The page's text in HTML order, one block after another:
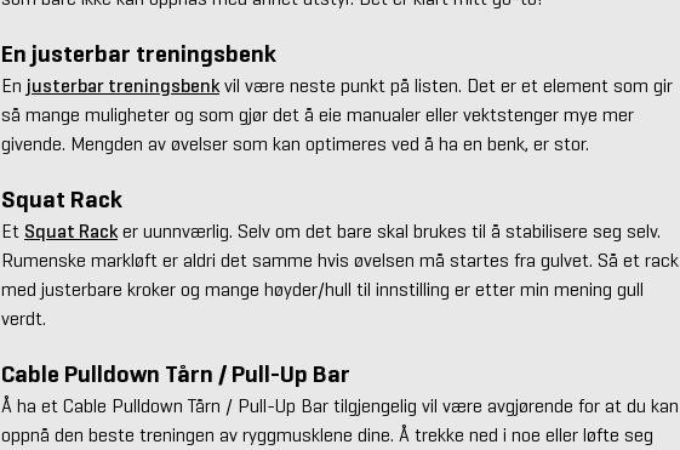
En justerbar treningsbenk
En justerbar treningsbenk vil være neste punkt på listen. Det er et element som gir
så mange muligheter og som gjør det å eie manualer eller vektstenger mye mer
givende. Mengden av øvelser som kan optimeres ved å ha en benk, er stor.
Squat Rack
Et Squat Rack er uunnværlig. Selv om det bare skal brukes til å stabilisere seg selv.
Rumenske markløft er aldri det samme hvis øvelsen må startes fra gulvet. Så et rack
med justerbare kroker og mange høyder/hull til innstilling er etter min mening gull
verdt.
Cable Pulldown Tårn / Pull-Up Bar
Å ha et Cable Pulldown Tårn / Pull-Up Bar tilgjengelig vil være avgjørende for at du kan
oppnå den beste treningen av ryggmusklene dine. Å trekke ned i noe eller løfte seg